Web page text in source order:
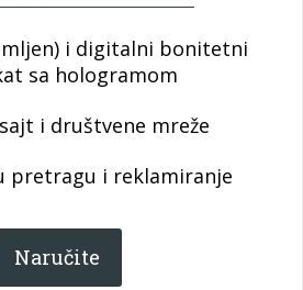
i digitalni bonitetni
sa hologramom
i društvene mreže
pretragu i reklamiranje
Naručite